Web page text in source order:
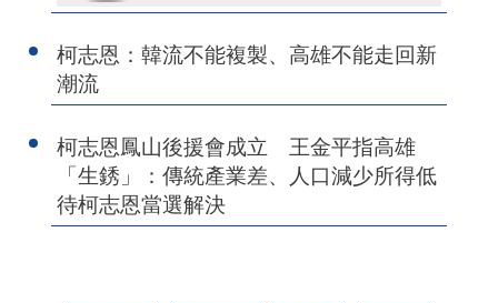
柯志恩：韓流不能複製、高雄不能走回新
潮流
柯志恩鳳山後援會成立 王金平指高雄
「生銹」：傳統產業差、人口減少所得低
待柯志恩當選解決